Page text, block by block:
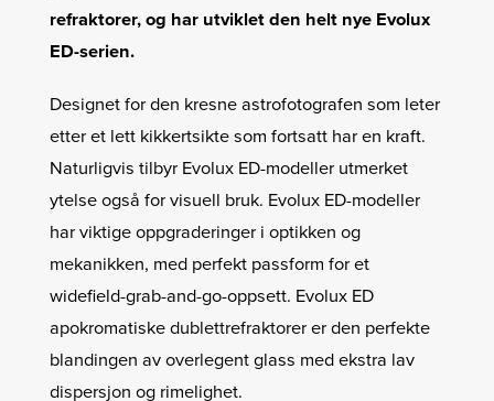
refraktorer, og har utviklet den helt nye Evolux
ED-serien.
Designet for den kresne astrofotografen som leter
etter et lett kikkertsikte som fortsatt har en kraft.
Naturligvis tilbyr Evolux ED-modeller utmerket
ytelse også for visuell bruk. Evolux ED-modeller
har viktige oppgraderinger i optikken og
mekanikken, med perfekt passform for et
widefield-grab-and-go-oppsett. Evolux ED
apokromatiske dublettrefraktorer er den perfekte
blandingen av overlegent glass med ekstra lav
dispersjon og rimelighet.